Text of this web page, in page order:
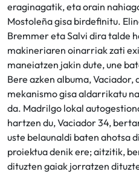
eraginagatik, eta orain
Mostoleña gisa birdefinitu.
Bremmer eta Salvi dira talde
makineriaren oinarriak zati
maneiatzen jakin dute, une
Bere azken albuma,
mekanismo gisa aldarrikatu
da. Madrilgo lokal
hartzen du, Vaciador 34,
uste belaunaldi baten ahotsa
proiektua denik ere; aitzitik,
dituzten gaiak jorratzen